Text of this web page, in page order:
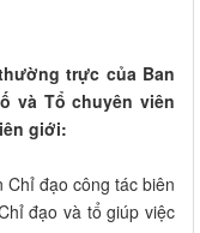
trực của Ban
và Tổ chuyên viên
giới:
đạo công tác biên
đạo và tổ giúp việc